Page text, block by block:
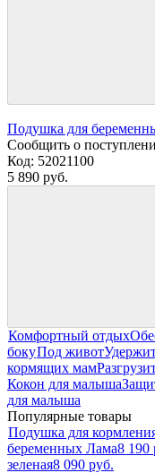
Подушка для
Сообщить о
Код: 52021100
5 890 руб.
Комфортный отдых
бокуПод живот
кормящих мам
Кокон для малыша
для малыша
Популярные товары
Подушка для
беременных Лама8 190
зеленая8 090 руб.